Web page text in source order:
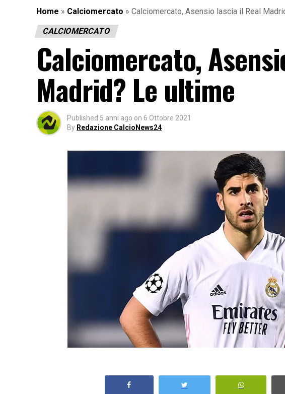
Home » Calciomercato » Calciomercato, Asensio lascia il Real
CALCIOMERCATO
Calciomercato,
Madrid? Le ultime
Published 5 anni ago on 6 Ottobre 2021
By Redazione CalcioNews24